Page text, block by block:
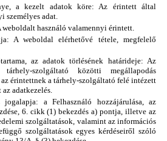
a kezelt adatok köre: Az érintett által
személyes adat.
használó valamennyi érintett.
A weboldal elérhetővé tétele, megfelelő
az adatok törlésének határideje: Az
szolgáltató közötti megállapodás
érintettnek a tárhely-szolgáltató felé intézett
adatkezelés.
jogalapja: a Felhasználó hozzájárulása, az
6. cikk (1) bekezdés a) pontja, illetve az
szolgáltatások, valamint az információs
szolgáltatások egyes kérdéseiről szóló